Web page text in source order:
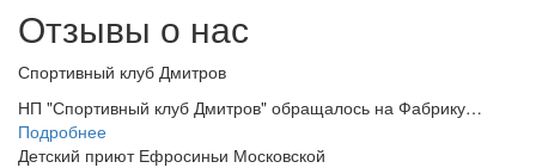
Отзывы о нас
Спортивный клуб Дмитров
НП "Спортивный клуб Дмитров" обращалось на Фабрику…
Подробнее
Детский приют Ефросиньи Московской